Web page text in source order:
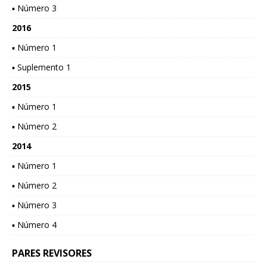
▪ Número 3
2016
▪ Número 1
▪ Suplemento 1
2015
▪ Número 1
▪ Número 2
2014
▪ Número 1
▪ Número 2
▪ Número 3
▪ Número 4
PARES REVISORES